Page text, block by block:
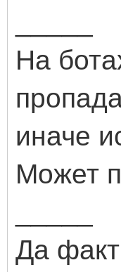
На
иначе
Может
Да